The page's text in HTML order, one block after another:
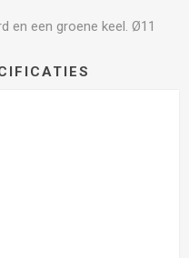
en een groene keel. Ø11